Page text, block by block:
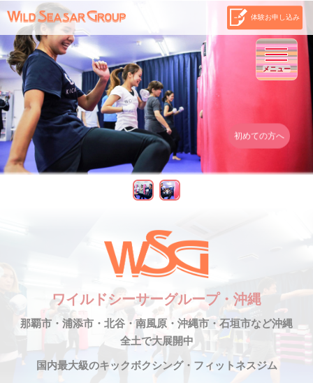
体験お申し込み
メニュー
初めての方へ
ワイルドシーサーグループ・沖縄
那覇市・浦添市・北谷・南風原・沖縄市・石垣市など沖縄
全土で大展開中
国内最大級のキックボクシング・フィットネスジム